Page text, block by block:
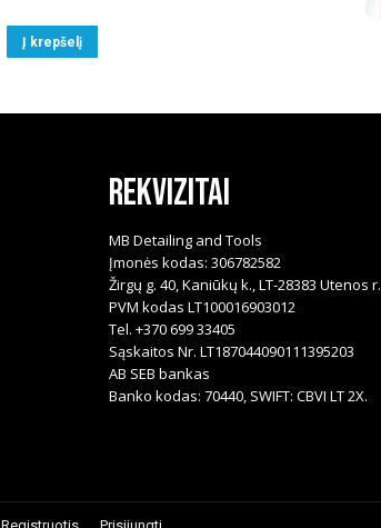
Į krepšelį
Rekvizitai
MB Detailing and Tools
Įmonės kodas: 306782582
Žirgų g. 40, Kaniūkų k., LT-28383 Utenos r.
PVM kodas LT100016903012
Tel. +370 699 33405
Sąskaitos Nr. LT187044090111395203
AB SEB bankas
Banko kodas: 70440, SWIFT: CBVI LT 2X.